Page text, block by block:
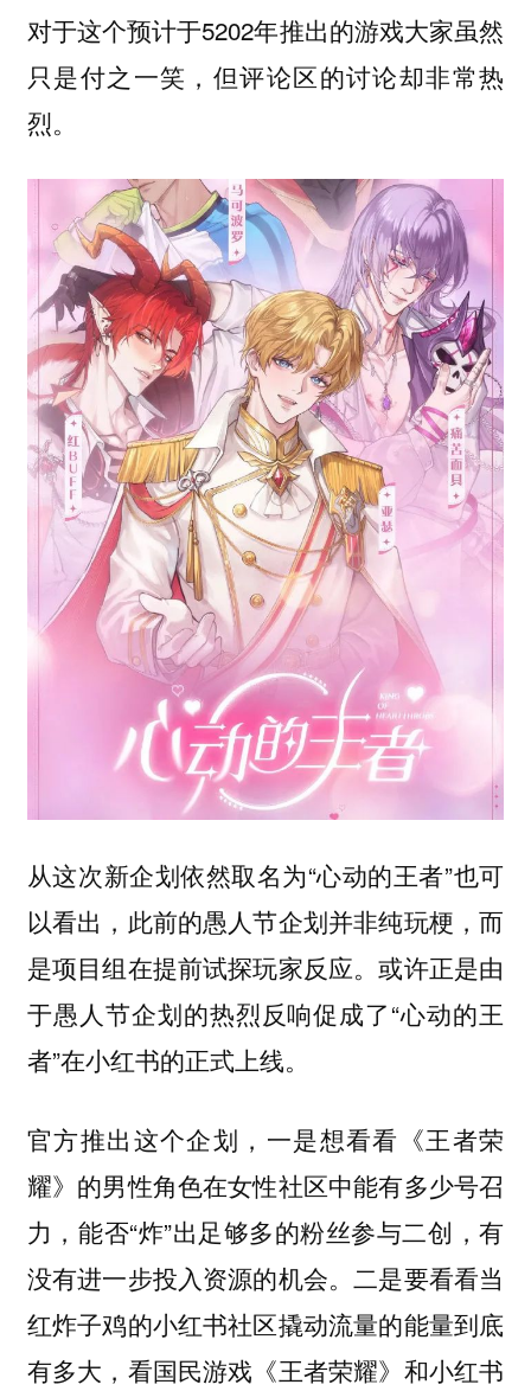
对于这个预计于5202年推出的游戏大家虽然
只是付之一笑，但评论区的讨论却非常热
烈。
从这次新企划依然取名为“心动的王者”也可
以看出，此前的愚人节企划并非纯玩梗，而
是项目组在提前试探玩家反应。或许正是由
于愚人节企划的热烈反响促成了“心动的王
者”在小红书的正式上线。
官方推出这个企划，一是想看看《王者荣
耀》的男性角色在女性社区中能有多少号召
力，能否“炸”出足够多的粉丝参与二创，有
没有进一步投入资源的机会。二是要看看当
红炸子鸡的小红书社区撬动流量的能量到底
有多大，看国民游戏《王者荣耀》和小红书